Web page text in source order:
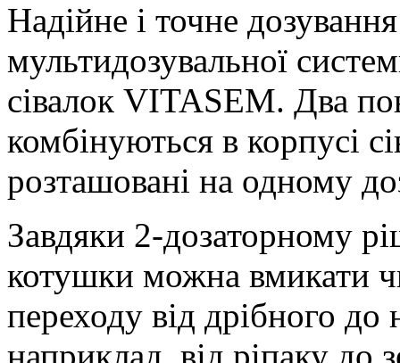
Надійне і точне
мультидозувальної
сівалок VITASEM. Два
комбінуються в корпусі
розташовані на одному
Завдяки 2-дозаторному
котушки можна вмикати
переходу від дрібного до